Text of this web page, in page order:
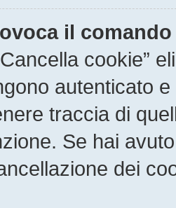
il
cookie”
autenticato
traccia di
Se hai
dei